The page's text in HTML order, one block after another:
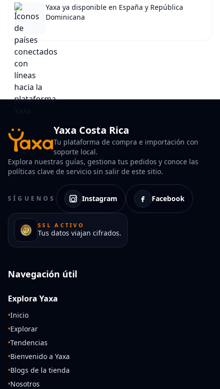
Yaxa ya disponible en España y República
Dominicana
Yaxa Costa Rica
Tu plataforma de compra e importación con
soporte local.
Explora nuestras guías, gestiona tus pedidos y conoce las
políticas clave de servicio sin salir de este sitio.
SÍGUENOS Instagram Facebook
SSL ACTIVO
Tus datos viajan cifrados.
Navegación útil
Explora Yaxa
•Inicio
•Explorar
•Tendencias
•Bienvenido a Yaxa
•Blogs de la tienda
•Nosotros